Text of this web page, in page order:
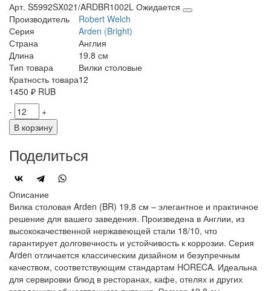
Арт. S5992SX021/ARDBR1002L Ожидается
Производитель
Robert Welch
Серия
Arden (Bright)
Страна
Англия
Длина
19.8 см
Тип товара
Вилки столовые
Кратность товара12
1450 ₽ RUB
-
+
В корзину
Поделиться
Описание
Вилка столовая Arden (BR) 19,8 см – элегантное и практичное
решение для вашего заведения. Произведена в Англии, из
высококачественной нержавеющей стали 18/10, что
гарантирует долговечность и устойчивость к коррозии. Серия
Arden отличается классическим дизайном и безупречным
качеством, соответствующим стандартам HORECA. Идеальна
для сервировки блюд в ресторанах, кафе, отелях и других